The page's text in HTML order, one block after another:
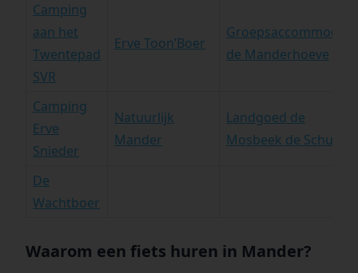
Camping
aan het
Twentepad
SVR
Erve Toon’Boer
de Manderhoeve
Camping
Erve
Snieder
Natuurlijk
Mander
Landgoed de
Mosbeek de Schure
De
Wachtboer
Waarom een fiets huren in Mander?